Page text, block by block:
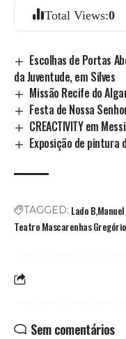
Total Views:0
Escolhas de Portas
da Juventude, em Silves
Missão Recife do
Festa de Nossa
CREACTIVITY em
Exposição de pintura
TAGGED: Lado B
Teatro Mascarenhas Gregório
Sem comentários